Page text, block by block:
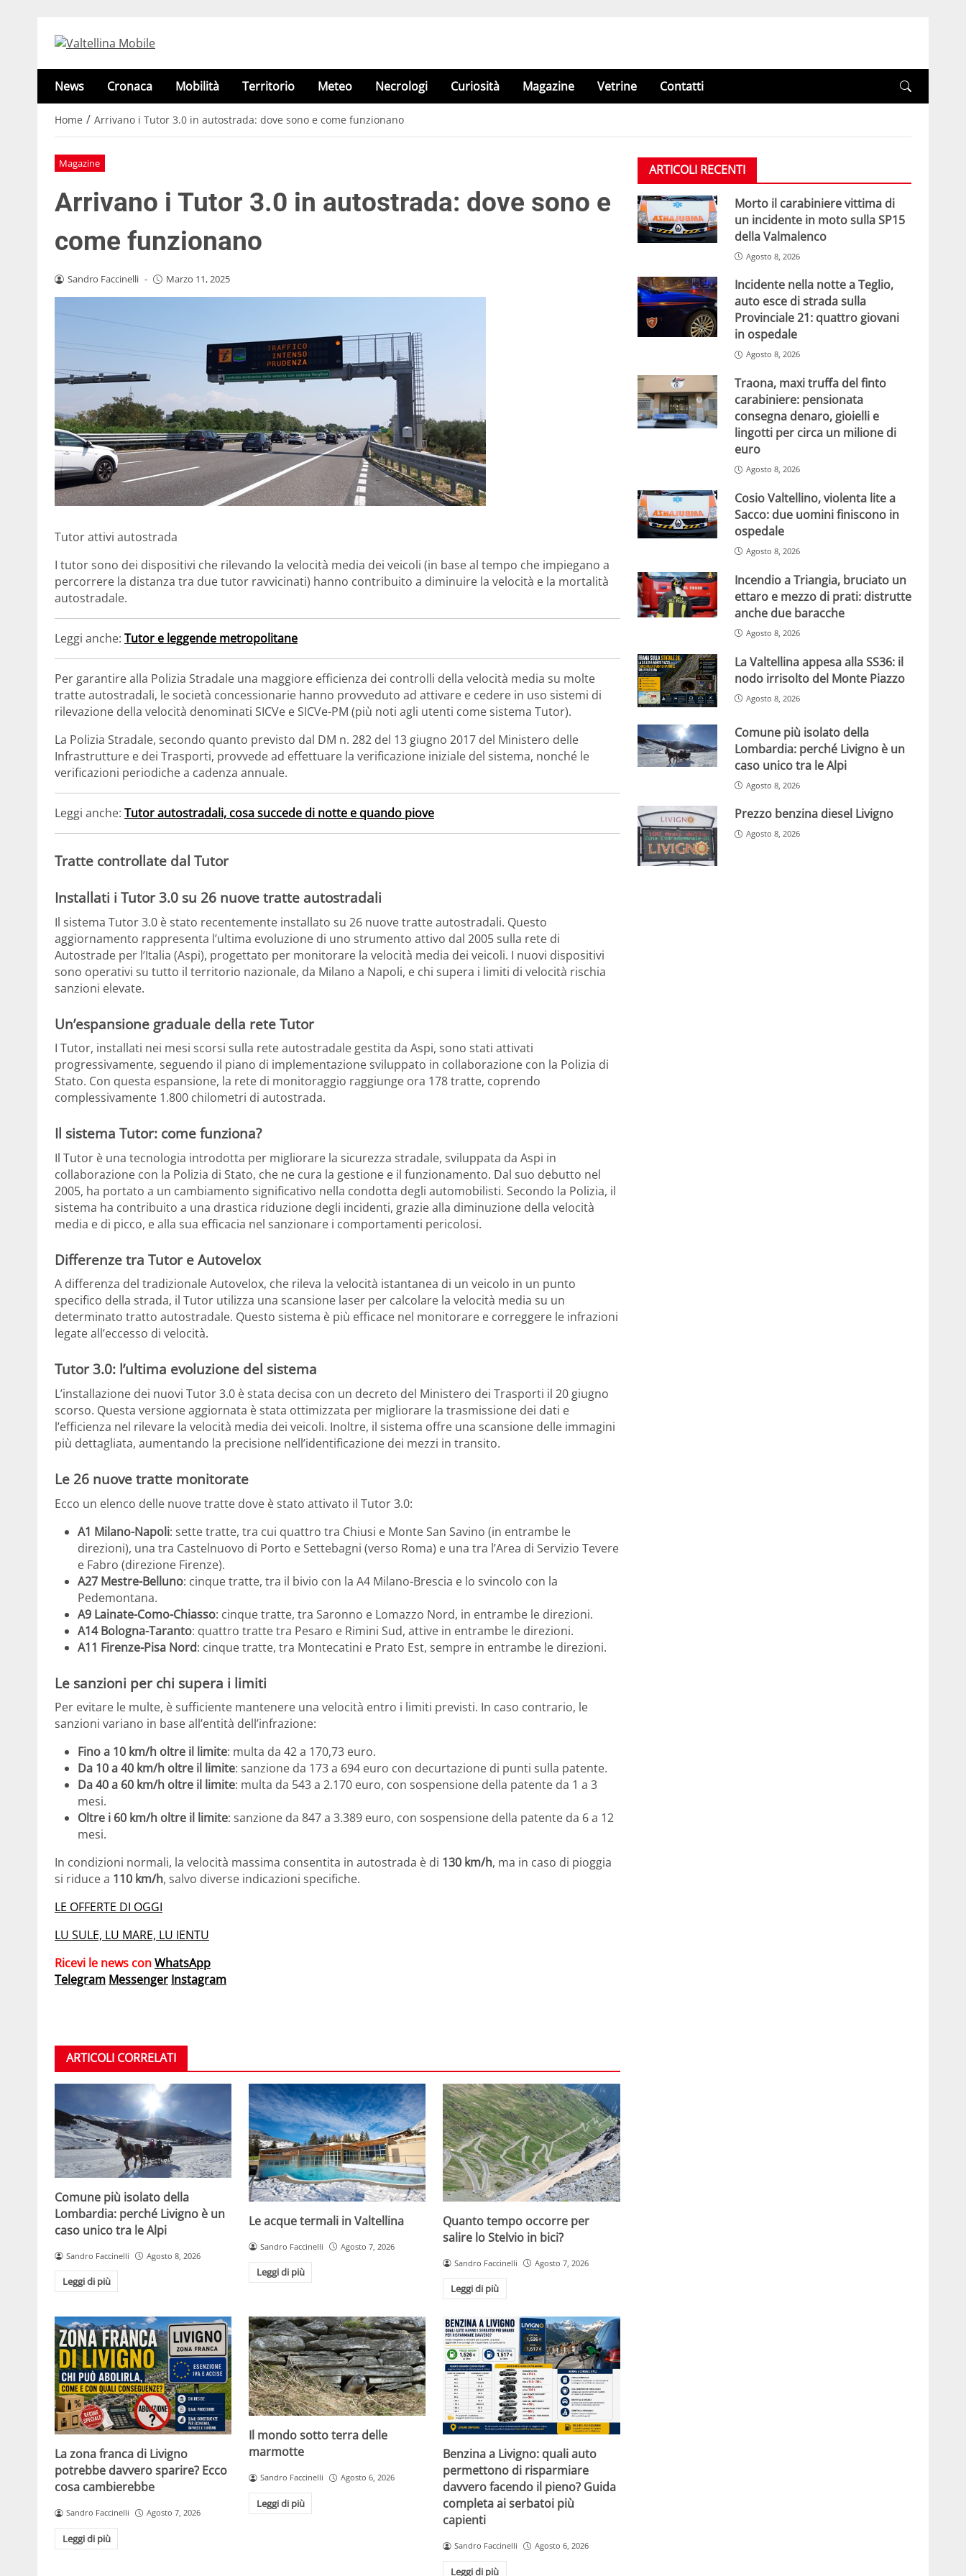
News Cronaca Mobilità Territorio Meteo Necrologi Curiosità Magazine Vetrine Contatti
Home / Arrivano i Tutor 3.0 in autostrada: dove sono e come funzionano
Magazine
Arrivano i Tutor 3.0 in autostrada: dove sono e
come funzionano
Sandro Faccinelli - Marzo 11, 2025
Tutor attivi autostrada
I tutor sono dei dispositivi che rilevando la velocità media dei veicoli (in base al tempo che impiegano a
percorrere la distanza tra due tutor ravvicinati) hanno contribuito a diminuire la velocità e la mortalità
autostradale.
Leggi anche: Tutor e leggende metropolitane
Per garantire alla Polizia Stradale una maggiore efficienza dei controlli della velocità media su molte
tratte autostradali, le società concessionarie hanno provveduto ad attivare e cedere in uso sistemi di
rilevazione della velocità denominati SICVe e SICVe-PM (più noti agli utenti come sistema Tutor).
La Polizia Stradale, secondo quanto previsto dal DM n. 282 del 13 giugno 2017 del Ministero delle
Infrastrutture e dei Trasporti, provvede ad effettuare la verificazione iniziale del sistema, nonché le
verificazioni periodiche a cadenza annuale.
Leggi anche: Tutor autostradali, cosa succede di notte e quando piove
Tratte controllate dal Tutor
Installati i Tutor 3.0 su 26 nuove tratte autostradali
Il sistema Tutor 3.0 è stato recentemente installato su 26 nuove tratte autostradali. Questo
aggiornamento rappresenta l’ultima evoluzione di uno strumento attivo dal 2005 sulla rete di
Autostrade per l’Italia (Aspi), progettato per monitorare la velocità media dei veicoli. I nuovi dispositivi
sono operativi su tutto il territorio nazionale, da Milano a Napoli, e chi supera i limiti di velocità rischia
sanzioni elevate.
Un’espansione graduale della rete Tutor
I Tutor, installati nei mesi scorsi sulla rete autostradale gestita da Aspi, sono stati attivati
progressivamente, seguendo il piano di implementazione sviluppato in collaborazione con la Polizia di
Stato. Con questa espansione, la rete di monitoraggio raggiunge ora 178 tratte, coprendo
complessivamente 1.800 chilometri di autostrada.
Il sistema Tutor: come funziona?
Il Tutor è una tecnologia introdotta per migliorare la sicurezza stradale, sviluppata da Aspi in
collaborazione con la Polizia di Stato, che ne cura la gestione e il funzionamento. Dal suo debutto nel
2005, ha portato a un cambiamento significativo nella condotta degli automobilisti. Secondo la Polizia, il
sistema ha contribuito a una drastica riduzione degli incidenti, grazie alla diminuzione della velocità
media e di picco, e alla sua efficacia nel sanzionare i comportamenti pericolosi.
Differenze tra Tutor e Autovelox
A differenza del tradizionale Autovelox, che rileva la velocità istantanea di un veicolo in un punto
specifico della strada, il Tutor utilizza una scansione laser per calcolare la velocità media su un
determinato tratto autostradale. Questo sistema è più efficace nel monitorare e correggere le infrazioni
legate all’eccesso di velocità.
Tutor 3.0: l’ultima evoluzione del sistema
L’installazione dei nuovi Tutor 3.0 è stata decisa con un decreto del Ministero dei Trasporti il 20 giugno
scorso. Questa versione aggiornata è stata ottimizzata per migliorare la trasmissione dei dati e
l’efficienza nel rilevare la velocità media dei veicoli. Inoltre, il sistema offre una scansione delle immagini
più dettagliata, aumentando la precisione nell’identificazione dei mezzi in transito.
Le 26 nuove tratte monitorate
Ecco un elenco delle nuove tratte dove è stato attivato il Tutor 3.0:
A1 Milano-Napoli: sette tratte, tra cui quattro tra Chiusi e Monte San Savino (in entrambe le
direzioni), una tra Castelnuovo di Porto e Settebagni (verso Roma) e una tra l’Area di Servizio Tevere
e Fabro (direzione Firenze).
A27 Mestre-Belluno: cinque tratte, tra il bivio con la A4 Milano-Brescia e lo svincolo con la
Pedemontana.
A9 Lainate-Como-Chiasso: cinque tratte, tra Saronno e Lomazzo Nord, in entrambe le direzioni.
A14 Bologna-Taranto: quattro tratte tra Pesaro e Rimini Sud, attive in entrambe le direzioni.
A11 Firenze-Pisa Nord: cinque tratte, tra Montecatini e Prato Est, sempre in entrambe le direzioni.
Le sanzioni per chi supera i limiti
Per evitare le multe, è sufficiente mantenere una velocità entro i limiti previsti. In caso contrario, le
sanzioni variano in base all’entità dell’infrazione:
Fino a 10 km/h oltre il limite: multa da 42 a 170,73 euro.
Da 10 a 40 km/h oltre il limite: sanzione da 173 a 694 euro con decurtazione di punti sulla patente.
Da 40 a 60 km/h oltre il limite: multa da 543 a 2.170 euro, con sospensione della patente da 1 a 3
mesi.
Oltre i 60 km/h oltre il limite: sanzione da 847 a 3.389 euro, con sospensione della patente da 6 a 12
mesi.
In condizioni normali, la velocità massima consentita in autostrada è di 130 km/h, ma in caso di pioggia
si riduce a 110 km/h, salvo diverse indicazioni specifiche.
LE OFFERTE DI OGGI
LU SULE, LU MARE, LU IENTU
Ricevi le news conWhatsApp
Telegram Messenger Instagram
ARTICOLI CORRELATI
Comune più isolato della
Lombardia: perché Livigno è un
caso unico tra le Alpi
Sandro Faccinelli Agosto 8, 2026
Leggi di più
Le acque termali in Valtellina
Sandro Faccinelli Agosto 7, 2026
Leggi di più
Quanto tempo occorre per
salire lo Stelvio in bici?
Sandro Faccinelli Agosto 7, 2026
Leggi di più
La zona franca di Livigno
potrebbe davvero sparire? Ecco
cosa cambierebbe
Sandro Faccinelli Agosto 7, 2026
Leggi di più
Il mondo sotto terra delle
marmotte
Sandro Faccinelli Agosto 6, 2026
Leggi di più
Benzina a Livigno: quali auto
permettono di risparmiare
davvero facendo il pieno? Guida
completa ai serbatoi più
capienti
Sandro Faccinelli Agosto 6, 2026
Leggi di più
ARTICOLI RECENTI
Morto il carabiniere vittima di
un incidente in moto sulla SP15
della Valmalenco
Agosto 8, 2026
Incidente nella notte a Teglio,
auto esce di strada sulla
Provinciale 21: quattro giovani
in ospedale
Agosto 8, 2026
Traona, maxi truffa del finto
carabiniere: pensionata
consegna denaro, gioielli e
lingotti per circa un milione di
euro
Agosto 8, 2026
Cosio Valtellino, violenta lite a
Sacco: due uomini finiscono in
ospedale
Agosto 8, 2026
Incendio a Triangia, bruciato un
ettaro e mezzo di prati: distrutte
anche due baracche
Agosto 8, 2026
La Valtellina appesa alla SS36: il
nodo irrisolto del Monte Piazzo
Agosto 8, 2026
Comune più isolato della
Lombardia: perché Livigno è un
caso unico tra le Alpi
Agosto 8, 2026
Prezzo benzina diesel Livigno
Agosto 8, 2026